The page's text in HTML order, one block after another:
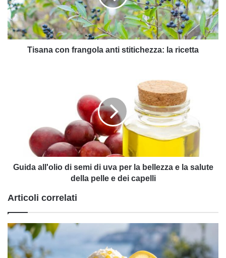
la
ricetta
Tisana con frangola anti stitichezza: la ricetta
della
dei
capelli
Guida all'olio di semi di uva per la bellezza e la salute
della pelle e dei capelli
Articoli correlati